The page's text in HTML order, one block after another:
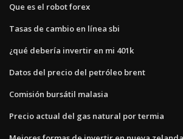
Que es el robot forex
Tasas de cambio en línea sbi
¿qué debería invertir en mi 401k
Datos del precio del petróleo brent
Comisión bursátil malasia
Precio actual del gas natural por termia